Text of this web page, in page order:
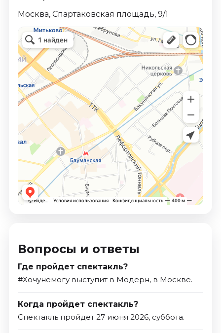
Москва, Спартаковская площадь, 9/1
Вопросы и ответы
Где пройдет спектакль?
#Хочунемогу выступит в Модерн, в Москве.
Когда пройдет спектакль?
Спектакль пройдет 27 июня 2026, суббота.